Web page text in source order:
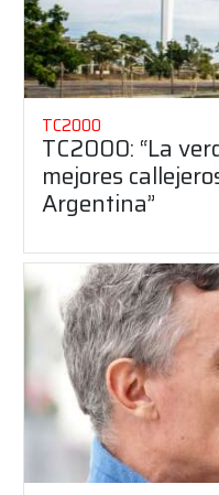
TC2000
TC2000: “La
mejores
Argentina”